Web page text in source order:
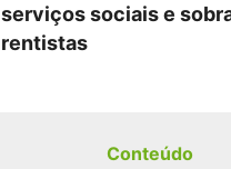
serviços sociais e
rentistas
Conteúdo